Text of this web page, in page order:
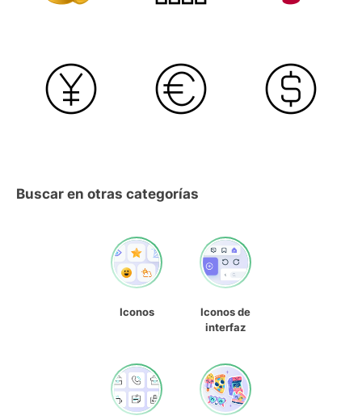
Buscar en otras categorías
Iconos
Iconos de
interfaz